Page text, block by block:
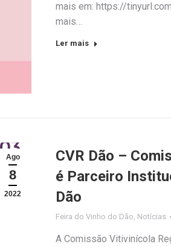
mais em: https://
mais…
Ler mais
Ago
8
2022
CVR Dão –
é Parceiro
Dão
Feira do Vinho do Dão Notícias
A Comissão Vitivinícola